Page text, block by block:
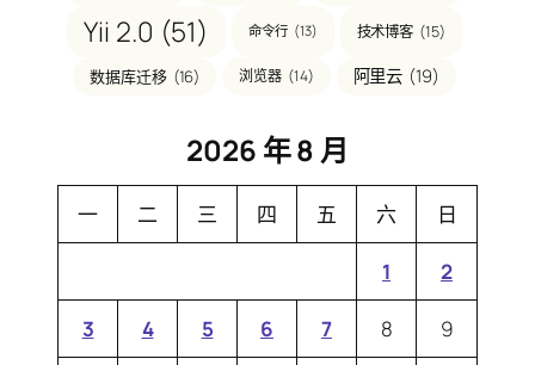
Yii 2.0 (51) 命令行 (13) 技术博客 (15)
数据库迁移 (16) 浏览器 (14) 阿里云 (19)
2026 年 8 月
一 二 三 四 五 六 日
1 2
3 4 5 6 7 8 9